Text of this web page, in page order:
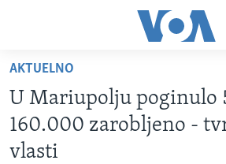
glavni
sadržaj
Pređi
na
glavnu
FOTOGRAFIJE DANA
AKTUELNO
U Mariupolju poginulo
160.000 zarobljeno -
vlasti